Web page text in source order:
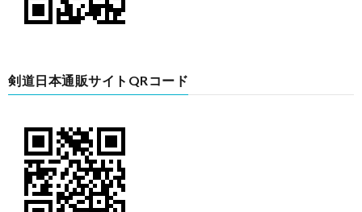
剣道日本通販サイトQRコード